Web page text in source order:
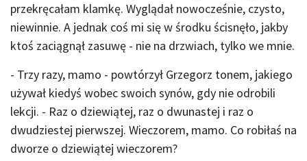
przekręcałam klamkę. Wyglądał nowocześnie, czysto,
niewinnie. A jednak coś mi się w środku ścisnęło, jakby
ktoś zaciągnął zasuwę - nie na drzwiach, tylko we mnie.
- Trzy razy, mamo - powtórzył Grzegorz tonem, jakiego
używał kiedyś wobec swoich synów, gdy nie odrobili
lekcji. - Raz o dziewiątej, raz o dwunastej i raz o
dwudziestej pierwszej. Wieczorem, mamo. Co robiłaś na
dworze o dziewiątej wieczorem?